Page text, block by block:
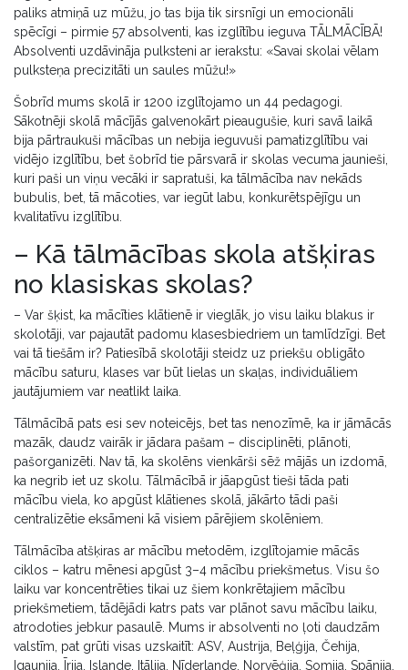
paliks atmiņā uz mūžu, jo tas bija tik sirsnīgi un emocionāli
spēcīgi – pirmie 57 absolventi, kas izglītību ieguva TĀLMĀCĪBĀ!
Absolventi uzdāvināja pulksteni ar ierakstu: «Savai skolai vēlam
pulksteņa precizitāti un saules mūžu!»
Šobrīd mums skolā ir 1200 izglītojamo un 44 pedagogi.
Sākotnēji skolā mācījās galvenokārt pieaugušie, kuri savā laikā
bija pārtraukuši mācības un nebija ieguvuši pamatizglītību vai
vidējo izglītību, bet šobrīd tie pārsvarā ir skolas vecuma jaunieši,
kuri paši un viņu vecāki ir sapratuši, ka tālmācība nav nekāds
bubulis, bet, tā mācoties, var iegūt labu, konkurētspējīgu un
kvalitatīvu izglītību.
– Kā tālmācības skola atšķiras
no klasiskas skolas?
– Var šķist, ka mācīties klātienē ir vieglāk, jo visu laiku blakus ir
skolotāji, var pajautāt padomu klasesbiedriem un tamlīdzīgi. Bet
vai tā tiešām ir? Patiesībā skolotāji steidz uz priekšu obligāto
mācību saturu, klases var būt lielas un skaļas, individuāliem
jautājumiem var neatlikt laika.
Tālmācībā pats esi sev noteicējs, bet tas nenozīmē, ka ir jāmācās
mazāk, daudz vairāk ir jādara pašam – disciplinēti, plānoti,
pašorganizēti. Nav tā, ka skolēns vienkārši sēž mājās un izdomā,
ka negrib iet uz skolu. Tālmācībā ir jāapgūst tieši tāda pati
mācību viela, ko apgūst klātienes skolā, jākārto tādi paši
centralizētie eksāmeni kā visiem pārējiem skolēniem.
Tālmācība atšķiras ar mācību metodēm, izglītojamie mācās
ciklos – katru mēnesi apgūst 3–4 mācību priekšmetus. Visu šo
laiku var koncentrēties tikai uz šiem konkrētajiem mācību
priekšmetiem, tādējādi katrs pats var plānot savu mācību laiku,
atrodoties jebkur pasaulē. Mums ir absolventi no ļoti daudzām
valstīm, pat grūti visas uzskaitīt: ASV, Austrija, Beļģija, Čehija,
Igaunija, Īrija, Islande, Itālija, Nīderlande, Norvēģija, Somija, Spānija,